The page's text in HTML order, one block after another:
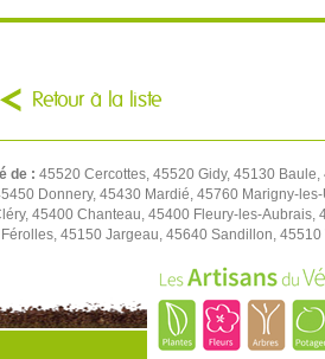
Retour à la liste
de : 45520 Cercottes, 45520 Gidy, 45130
Donnery, 45430 Mardié, 45760 Marigny-
45400 Chanteau, 45400 Fleury-les-
45150 Jargeau, 45640 Sandillon,